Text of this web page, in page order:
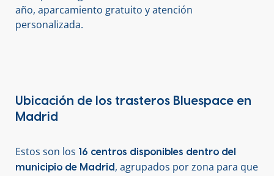
año, aparcamiento gratuito y atención
personalizada.
Ubicación de los trasteros Bluespace en
Madrid
Estos son los 16 centros disponibles dentro del
municipio de Madrid , agrupados por zona para que